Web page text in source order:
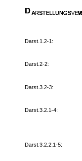
D
D
D
D ARSTELLUNGS
ARSTELLUNGS
ARSTELLUNGS
Darst.1.2-1:
Darst.2-2:
Darst.3.2-3:
Darst.3.2.1-4:
Darst.3.2.2.1-5: